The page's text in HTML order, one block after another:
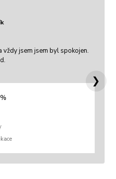
vždy jsem jsem byl spokojen.
❯